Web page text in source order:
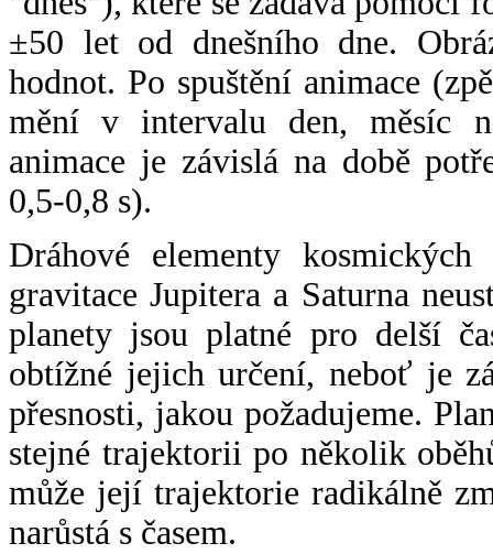
±50 let od dnešního dne.
hodnot. Po spuštění animace
mění v intervalu den, měsíc
animace je závislá na době
0,5-0,8 s).
Dráhové elementy
gravitace Jupitera a Saturna
planety jsou platné pro delší
obtížné jejich určení, neboť je
přesnosti, jakou požadujeme.
stejné trajektorii po několik
může její trajektorie radikálně
narůstá s časem.